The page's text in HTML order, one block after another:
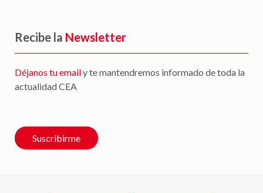
Recibe la Newsletter
Déjanos tu emaily te mantendremos informado de toda la
actualidad CEA
Suscribirme